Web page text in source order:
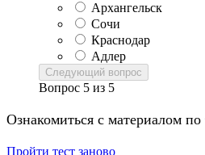
Архангельск
Сочи
Краснодар
Адлер
Следующий вопрос
Вопрос 5 из 5
Ознакомиться с материалом
Пройти тест заново